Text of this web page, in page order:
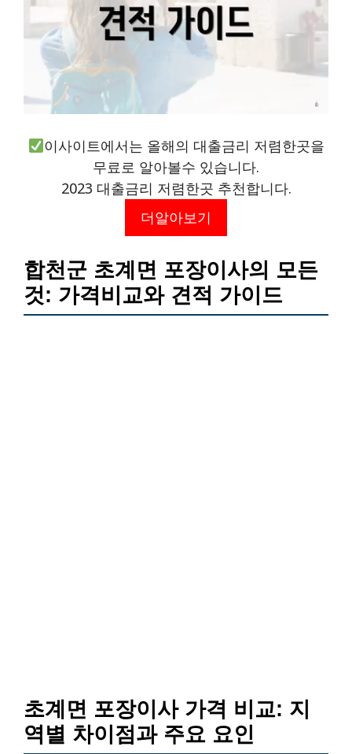
이사이트에서는 올해의 대출금리 저렴한곳을
무료로 알아볼수 있습니다.
2023 대출금리 저렴한곳 추천합니다.
더알아보기
합천군 초계면 포장이사의 모든
것: 가격비교와 견적 가이드
초계면 포장이사 가격 비교: 지
역별 차이점과 주요 요인